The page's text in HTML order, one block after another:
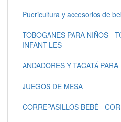
Puericultura y accesorios de
TOBOGANES PARA NIÑOS -
INFANTILES
ANDADORES Y TACATÁ PARA
JUEGOS DE MESA
CORREPASILLOS BEBÉ -